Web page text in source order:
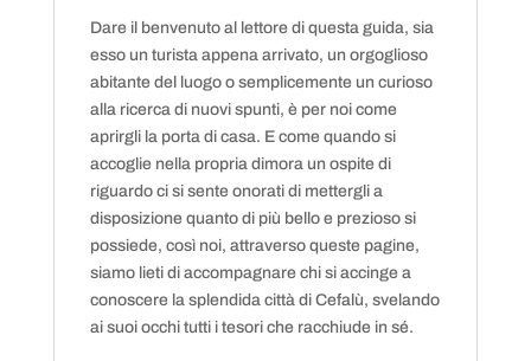
Dare il benvenuto al lettore di questa guida, sia
esso un turista appena arrivato, un orgoglioso
abitante del luogo o semplicemente un curioso
alla ricerca di nuovi spunti, è per noi come
aprirgli la porta di casa. E come quando si
accoglie nella propria dimora un ospite di
riguardo ci si sente onorati di mettergli a
disposizione quanto di più bello e prezioso si
possiede, così noi, attraverso queste pagine,
siamo lieti di accompagnare chi si accinge a
conoscere la splendida città di Cefalù, svelando
ai suoi occhi tutti i tesori che racchiude in sé.